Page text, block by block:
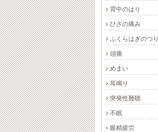
背中のはり
ひざの痛み
ふくらはぎのつり
頭痛
めまい
耳鳴り
突発性難聴
不眠
眼精疲労